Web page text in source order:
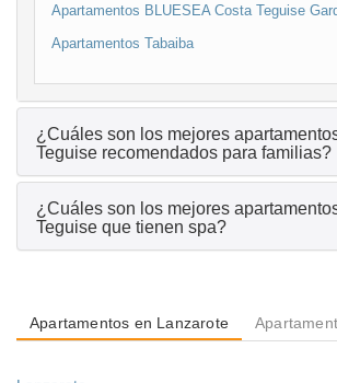
Apartamentos BLUESEA Costa Teguise
Apartamentos Tabaiba
¿Cuáles son los mejores
Teguise recomendados para familias?
¿Cuáles son los mejores
Teguise que tienen spa?
Apartamentos en Lanzarote